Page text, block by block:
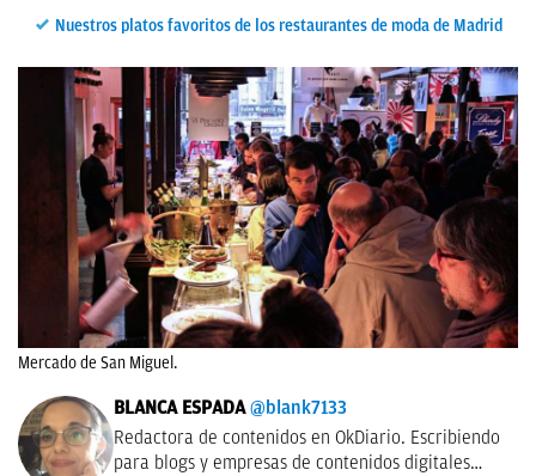
Nuestros platos favoritos de los restaurantes de moda de Madrid
Mercado de San Miguel.
BLANCA ESPADA @blank7133
Redactora de contenidos en OkDiario. Escribiendo
para blogs y empresas de contenidos digitales